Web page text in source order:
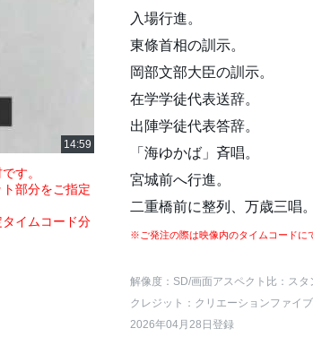
す。
部分をご指定
イムコード分
入場行進。
東條首相の訓示。
岡部文部大臣の訓示。
在学学徒代表送辞。
出陣学徒代表答辞。
「海ゆかば」斉唱。
宮城前へ行進。
二重橋前に整列、万歳三唱。
※ご発注の際は映像内のタイムコードに
解像度：SD/画面アスペクト比：スタ
クレジット：クリエーションファイ
2026年04月28日登録